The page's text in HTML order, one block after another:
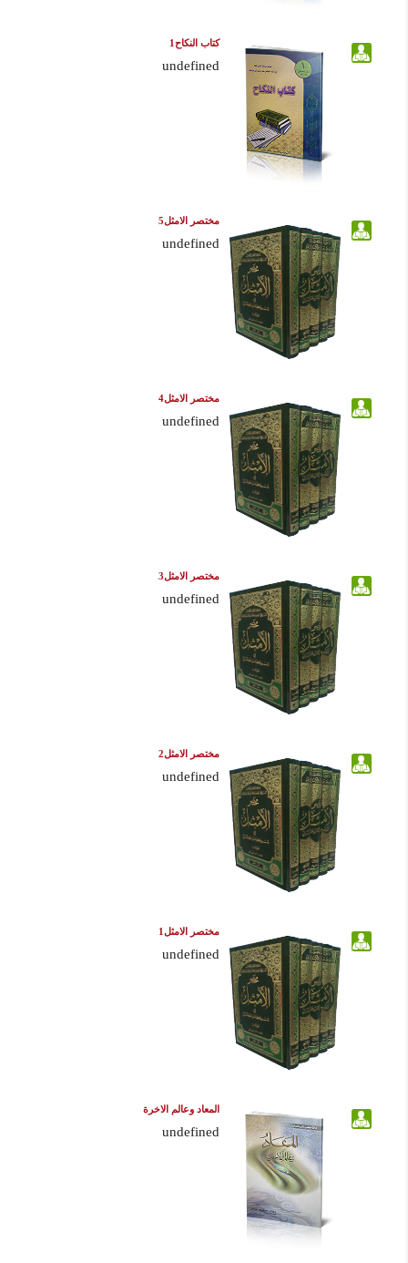
كتاب النكاح1
undefined
مختصر الامثل5
undefined
مختصر الامثل4
undefined
مختصر الامثل3
undefined
مختصر الامثل2
undefined
مختصر الامثل1
undefined
المعاد وعالم الاخرة
undefined